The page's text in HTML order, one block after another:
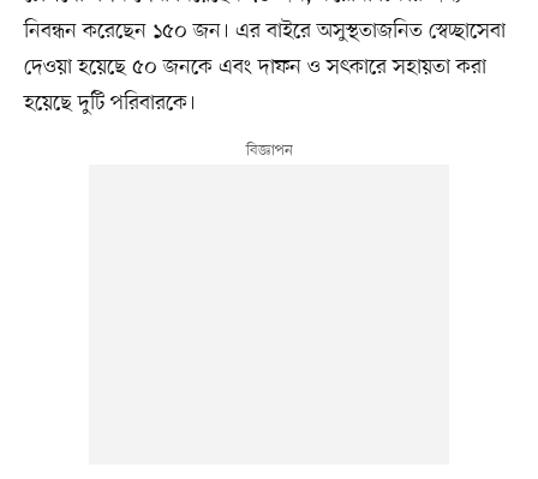
নিবন্ধন করেছেন ১৫০ জন। এর বাইরে অসুস্থতাজনিত স্বেচ্ছাসেবা
দেওয়া হয়েছে ৫০ জনকে এবং দাফন ও সৎকারে সহায়তা করা
হয়েছে দুটি পরিবারকে।